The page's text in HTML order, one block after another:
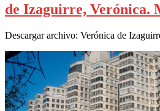
de Izaguirre, Verónica.
Descargar archivo: Verónica de